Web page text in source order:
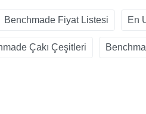
Benchmade Fiyat Listesi En
Çakı Çeşitleri